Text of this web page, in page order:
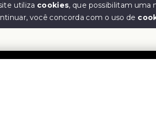
utiliza cookies, que possibilitam uma
você concorda com o uso de